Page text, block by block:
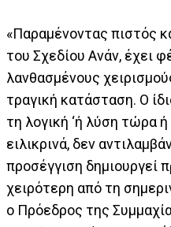
«Παραμένοντας πιστός
του Σχεδίου Ανάν, έχει
λανθασμένους
τραγική κατάσταση. Ο
τη λογική ‘ή λύση τώρα
ειλικρινά, δεν
προσέγγιση δημιουργεί
χειρότερη από τη
ο Πρόεδρος της